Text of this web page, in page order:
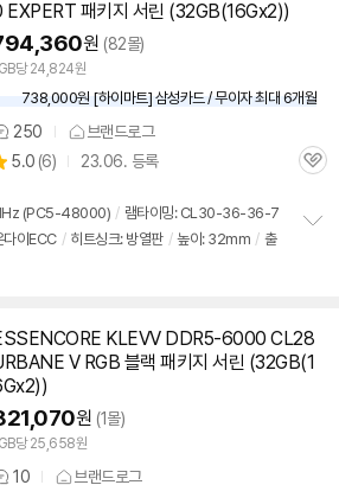
EXPERT 패키지 서린 (32GB(16Gx2))
원 (82몰)
당 24,824원
738,000원 [하이마트] 삼성카드 / 무이자 최대 6개월
250 브랜드로그
5.0 (상
리
뷰
6) 23.06. 등록
관
(PC5-48000) / 램타이밍: CL30-36-36-7
다이ECC / 히트싱크: 방열판 / 높이: 32mm / 출
기
KLEVV DDR5-6000 CL28
V RGB 블랙 패키지 서린 (32GB(1
원 (1몰)
당 25,658원
10
브랜드로그